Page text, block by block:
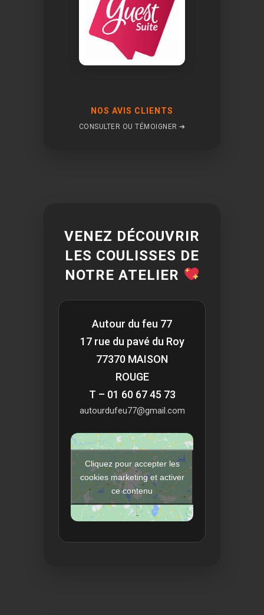
NOS AVIS CLIENTS
CONSULTER OU TÉMOIGNER ➔
VENEZ DÉCOUVRIR
LES COULISSES DE
NOTRE ATELIER
Autour du feu 77
17 rue du pavé du Roy
77370 MAISON
ROUGE
T – 01 60 67 45 73
autourdufeu77@gmail.com
Cliquez pour accepter les
cookies marketing et activer
ce contenu